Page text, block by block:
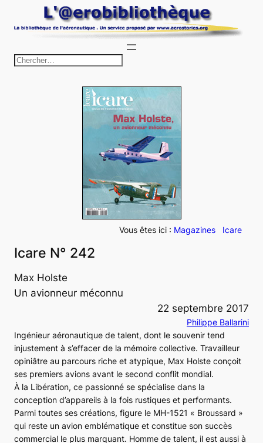
au
h
e
c
h
e
r
Vous êtes ici : Magazines Icare
Icare N° 242
Max Holste
Un avionneur méconnu
22 septembre 2017
Philippe Ballarini
Ingénieur aéronautique de talent, dont le souvenir tend
injustement à s’effacer de la mémoire collective. Travailleur
opiniâtre au parcours riche et atypique, Max Holste conçoit
ses premiers avions avant le second conflit mondial.
À la Libération, ce passionné se spécialise dans la
conception d’appareils à la fois rustiques et performants.
Parmi toutes ses créations, figure le MH-1521 « Broussard »
qui reste un avion emblématique et constitue son succès
commercial le plus marquant. Homme de talent, il est aussi à